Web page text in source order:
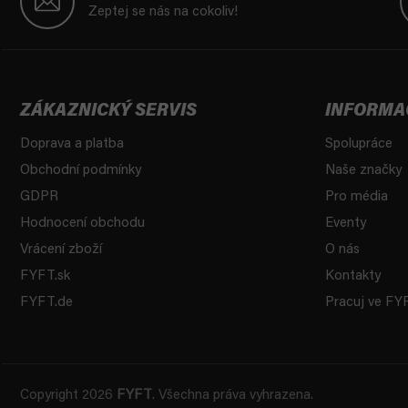
Zeptej se nás na cokoliv!
ZÁKAZNICKÝ SERVIS
Doprava a platba
Obchodní podmínky
GDPR
Hodnocení obchodu
Vrácení zboží
FYFT.sk
FYFT.de
Spolupráce
Naše značky
Pro média
Eventy
O nás
Kontakty
Pracuj ve
Copyright 2026 FYFT . Všechna práva vyhrazena.